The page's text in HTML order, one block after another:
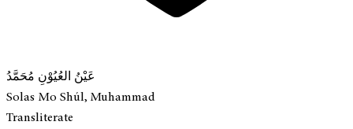
عَيْنُ العُيُوْنِ مُحَمَّدُ
Solas Mo Shúl, Muhammad
Transliterate